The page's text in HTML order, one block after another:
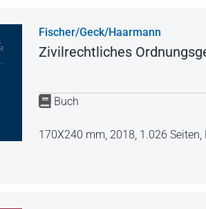
Fischer/Geck/Haarmann
Zivilrechtliches
Buch
170X240 mm, 2018, 1.026 Seiten,